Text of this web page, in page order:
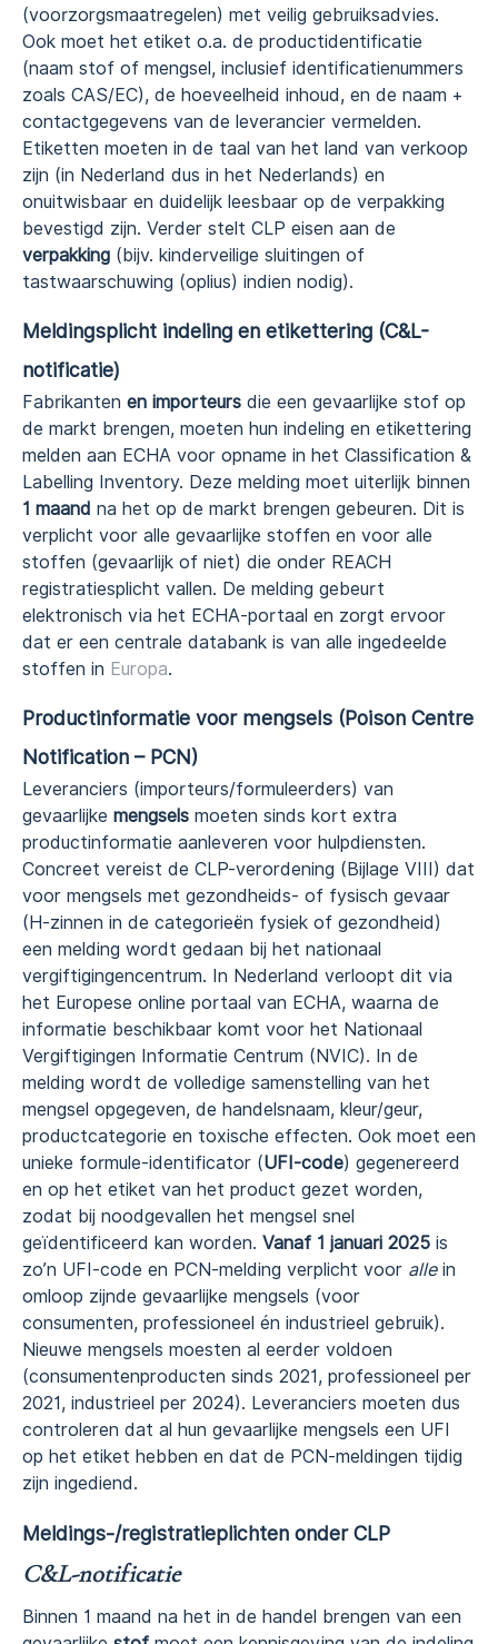
(voorzorgsmaatregelen) met veilig gebruiksadvies.
Ook moet het etiket o.a. de productidentificatie
(naam stof of mengsel, inclusief identificatienummers
zoals CAS/EC), de hoeveelheid inhoud, en de naam +
contactgegevens van de leverancier vermelden.
Etiketten moeten in de taal van het land van verkoop
zijn (in Nederland dus in het Nederlands) en
onuitwisbaar en duidelijk leesbaar op de verpakking
bevestigd zijn. Verder stelt CLP eisen aan de
verpakking (bijv. kinderveilige sluitingen of
tastwaarschuwing (oplius) indien nodig).
Meldingsplicht indeling en etikettering (C&L-
notificatie)
Fabrikanten en importeurs die een gevaarlijke stof op
de markt brengen, moeten hun indeling en etikettering
melden aan ECHA voor opname in het Classification &
Labelling Inventory. Deze melding moet uiterlijk binnen
1 maand na het op de markt brengen gebeuren. Dit is
verplicht voor alle gevaarlijke stoffen en voor alle
stoffen (gevaarlijk of niet) die onder REACH
registratiesplicht vallen. De melding gebeurt
elektronisch via het ECHA-portaal en zorgt ervoor
dat er een centrale databank is van alle ingedeelde
stoffen in Europa.
Productinformatie voor mengsels (Poison Centre
Notification – PCN)
Leveranciers (importeurs/formuleerders) van
gevaarlijke mengsels moeten sinds kort extra
productinformatie aanleveren voor hulpdiensten.
Concreet vereist de CLP-verordening (Bijlage VIII) dat
voor mengsels met gezondheids- of fysisch gevaar
(H-zinnen in de categorieën fysiek of gezondheid)
een melding wordt gedaan bij het nationaal
vergiftigingencentrum. In Nederland verloopt dit via
het Europese online portaal van ECHA, waarna de
informatie beschikbaar komt voor het Nationaal
Vergiftigingen Informatie Centrum (NVIC). In de
melding wordt de volledige samenstelling van het
mengsel opgegeven, de handelsnaam, kleur/geur,
productcategorie en toxische effecten. Ook moet een
unieke formule-identificator (UFI-code) gegenereerd
en op het etiket van het product gezet worden,
zodat bij noodgevallen het mengsel snel
geïdentificeerd kan worden. Vanaf 1 januari 2025 is
zo’n UFI-code en PCN-melding verplicht voor allein
omloop zijnde gevaarlijke mengsels (voor
consumenten, professioneel én industrieel gebruik).
Nieuwe mengsels moesten al eerder voldoen
(consumentenproducten sinds 2021, professioneel per
2021, industrieel per 2024). Leveranciers moeten dus
controleren dat al hun gevaarlijke mengsels een UFI
op het etiket hebben en dat de PCN-meldingen tijdig
zijn ingediend.
Meldings-/registratieplichten onder CLP
C&L-notificatie
Binnen 1 maand na het in de handel brengen van een